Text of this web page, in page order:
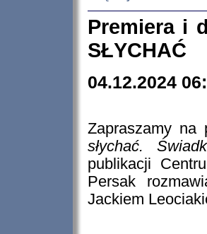
Premiera i
SŁYCHAĆ
04.12.2024
Zapraszamy
słychać.
publikacji
Persak
Jackiem